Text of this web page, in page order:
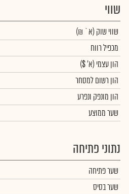
שווי
שווי שוק (א` ₪)
מכפיל רווח
הון עצמי (א' $)
הון רשום למסחר
הון מונפק ונפרע
שער ממוצע
נתוני פתיחה
שער פתיחה
שער בסיס